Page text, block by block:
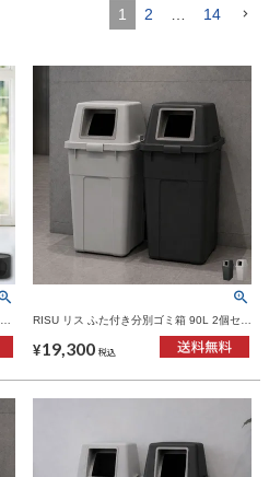
1 2 … 14
RISU リス ふた付き分別ゴミ箱 90L 2個セッ
¥19,300 税込